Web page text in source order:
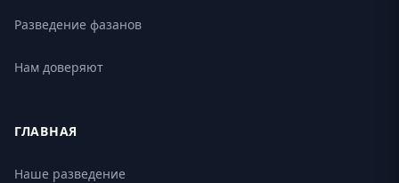
Разведение фазанов
Нам доверяют
ГЛАВНАЯ
Наше разведение